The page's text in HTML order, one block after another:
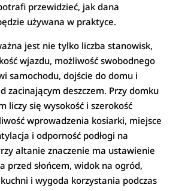
przewidzieć, jak dana
używana w praktyce.
jest nie tylko liczba stanowisk,
wjazdu, możliwość swobodnego
samochodu, dojście do domu i
zacinającym deszczem. Przy domku
liczy się wysokość i szerokość
wprowadzenia kosiarki, miejsce
i odporność podłogi na
altanie znaczenie ma ustawienie
przed słońcem, widok na ogród,
kuchni i wygoda korzystania podczas